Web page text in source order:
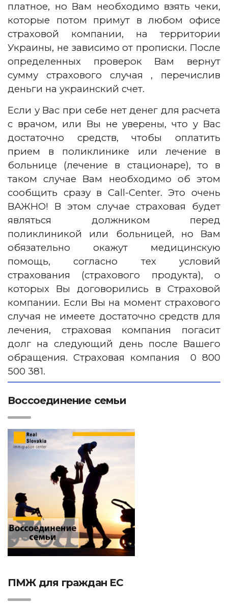
платное, но Вам необходимо взять чеки,
которые потом примут в любом офисе
страховой компании, на территории
Украины, не зависимо от прописки. После
определенных проверок Вам вернут
сумму страхового случая , перечислив
деньги на украинский счет.
Если у Вас при себе нет денег для расчета
с врачом, или Вы не уверены, что у Вас
достаточно средств, чтобы оплатить
прием в поликлинике или лечение в
больнице (лечение в стационаре), то в
таком случае Вам необходимо об этом
сообщить сразу в Call-Center. Это очень
ВАЖНО! В этом случае страховая будет
являться должником перед
поликлиникой или больницей, но Вам
обязательно окажут медицинскую
помощь, согласно тех условий
страхования (страхового продукта), о
которых Вы договорились в Страховой
компании. Если Вы на момент страхового
случая не имеете достаточно средств для
лечения, страховая компания погасит
долг на следующий день после Вашего
обращения. Страховая компания 0 800
500 381.
Воссоединение семьи
ПМЖ для граждан ЕС